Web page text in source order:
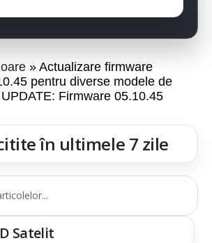
Actualizare firmware
pentru diverse modele de
Firmware 05.10.45
în ultimele 7 zile
Satelit